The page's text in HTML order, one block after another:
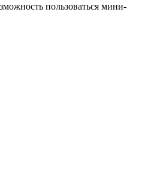
пользоваться мини-